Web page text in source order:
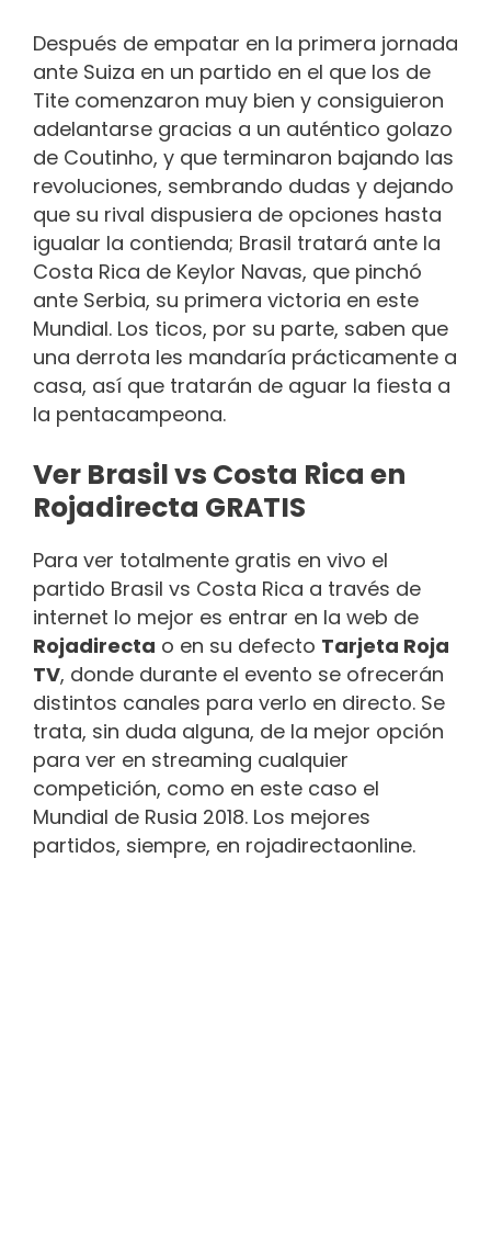
Después de empatar en la primera jornada
ante Suiza en un partido en el que los de
Tite comenzaron muy bien y consiguieron
adelantarse gracias a un auténtico golazo
de Coutinho, y que terminaron bajando las
revoluciones, sembrando dudas y dejando
que su rival dispusiera de opciones hasta
igualar la contienda; Brasil tratará ante la
Costa Rica de Keylor Navas, que pinchó
ante Serbia, su primera victoria en este
Mundial. Los ticos, por su parte, saben que
una derrota les mandaría prácticamente a
casa, así que tratarán de aguar la fiesta a
la pentacampeona.
Ver Brasil vs Costa Rica en
Rojadirecta GRATIS
Para ver totalmente gratis en vivo el
partido Brasil vs Costa Rica a través de
internet lo mejor es entrar en la web de
Rojadirecta o en su defecto Tarjeta Roja
TV, donde durante el evento se ofrecerán
distintos canales para verlo en directo. Se
trata, sin duda alguna, de la mejor opción
para ver en streaming cualquier
competición, como en este caso el
Mundial de Rusia 2018. Los mejores
partidos, siempre, en rojadirectaonline.